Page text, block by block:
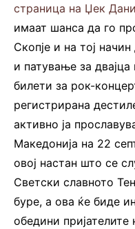
страница на Џек
имаат шанса да го
Скопје и на тој
и патување за
билети за рок-
регистрирана
активно ја
Македонија на 22
овој настан што се
Светски славното
буре, а ова ќе биде
обедини пријателите